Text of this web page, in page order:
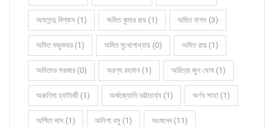
অমলেন্দু বিশ্বাস (1) অমিত কুমার রায় (1) অমিত বাগল (3)
অমিত মজুমদার (1) অমিত মুখোপাধ্যায় (0) অমিত রায় (1)
অমিতাভ সরকার (0) অরণ্য রহমান (1) অরিত্রা জুন ঘোষ (1)
অরুণিমা চ্যাটার্জী (1) অর্কজ্যোতি ভট্টাচার্য্য (1) অর্ণব সাহা (1)
অর্পিতা দাস (1) অলিপা বসু (1) অংশুদেব (11)